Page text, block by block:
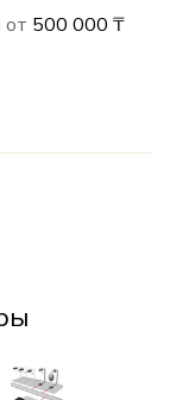
от 500 000 ₸